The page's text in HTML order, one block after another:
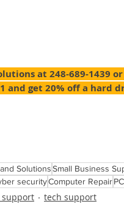
at 248-689-1439
and get 20% off a hard
SolutionsSmall Business
securityComputer Repair
support tech support